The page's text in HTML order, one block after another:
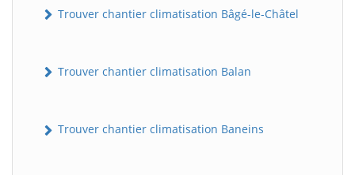
Trouver chantier climatisation Bâgé-le-Châtel
Trouver chantier climatisation Balan
Trouver chantier climatisation Baneins